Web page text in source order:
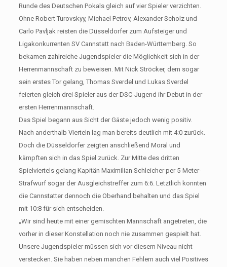
Runde des Deutschen Pokals gleich auf vier Spieler verzichten.
Ohne Robert Turovskyy, Michael Petrov, Alexander Scholz und
Carlo Pavljak reisten die Düsseldorfer zum Aufsteiger und
Ligakonkurrenten SV Cannstatt nach Baden-Württemberg. So
bekamen zahlreiche Jugendspieler die Möglichkeit sich in der
Herrenmannschaft zu beweisen. Mit Nick Ströcker, dem sogar
sein erstes Tor gelang, Thomas Sverdel und Lukas Sverdel
feierten gleich drei Spieler aus der DSC-Jugend ihr Debut in der
ersten Herrenmannschaft.
Das Spiel begann aus Sicht der Gäste jedoch wenig positiv.
Nach anderthalb Vierteln lag man bereits deutlich mit 4:0 zurück.
Doch die Düsseldorfer zeigten anschließend Moral und
kämpften sich in das Spiel zurück. Zur Mitte des dritten
Spielviertels gelang Kapitän Maximilian Schleicher per 5-Meter-
Strafwurf sogar der Ausgleichstreffer zum 6:6. Letztlich konnten
die Cannstatter dennoch die Oberhand behalten und das Spiel
mit 10:8 für sich entscheiden.
„Wir sind heute mit einer gemischten Mannschaft angetreten, die
vorher in dieser Konstellation noch nie zusammen gespielt hat.
Unsere Jugendspieler müssen sich vor diesem Niveau nicht
verstecken. Sie haben neben manchen Fehlern auch viel Positives